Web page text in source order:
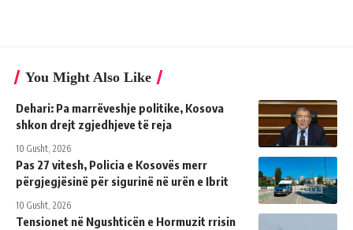
You Might Also Like
Dehari: Pa marrëveshje politike, Kosova
shkon drejt zgjedhjeve të reja
10 Gusht, 2026
Pas 27 vitesh, Policia e Kosovës merr
përgjegjësinë për sigurinë në urën e Ibrit
10 Gusht, 2026
Tensionet në Ngushticën e Hormuzit rrisin